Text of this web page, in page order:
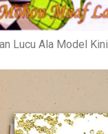
Lucu Ala Model Kini